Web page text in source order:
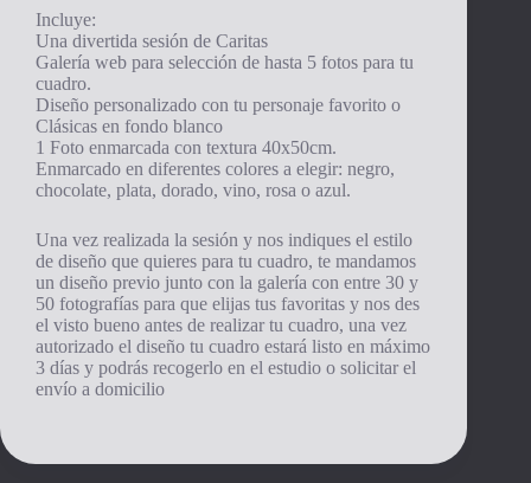
Incluye:
Una divertida sesión de Caritas
Galería web para selección de hasta 5 fotos para tu
cuadro.
Diseño personalizado con tu personaje favorito o
Clásicas en fondo blanco
1 Foto enmarcada con textura 40x50cm.
Enmarcado en diferentes colores a elegir: negro,
chocolate, plata, dorado, vino, rosa o azul.
Una vez realizada la sesión y nos indiques el estilo
de diseño que quieres para tu cuadro, te mandamos
un diseño previo junto con la galería con entre 30 y
50 fotografías para que elijas tus favoritas y nos des
el visto bueno antes de realizar tu cuadro, una vez
autorizado el diseño tu cuadro estará listo en máximo
3 días y podrás recogerlo en el estudio o solicitar el
envío a domicilio